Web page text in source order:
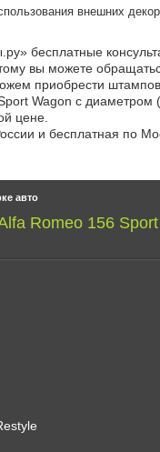
авто
Romeo 156
внешних
бесплатные
вы можете
приобрести
Wagon с диаметром
цене.
и бесплатная по